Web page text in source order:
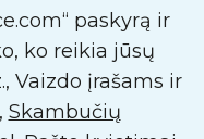
paskyrą ir
ko reikia jūsų
Vaizdo įrašams ir
, Skambučių